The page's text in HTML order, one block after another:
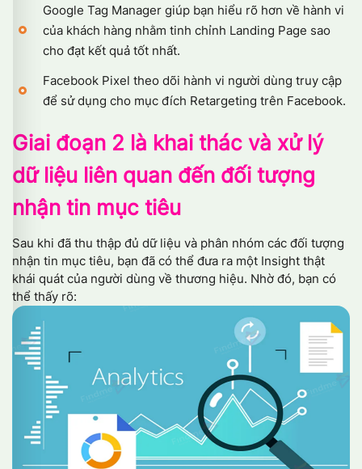
Google Tag Manager giúp bạn hiểu rõ hơn về hành vi
của khách hàng nhằm tinh chỉnh Landing Page sao
cho đạt kết quả tốt nhất.
Facebook Pixel theo dõi hành vi người dùng truy cập
để sử dụng cho mục đích Retargeting trên Facebook.
Giai đoạn 2 là khai thác và xử lý
dữ liệu liên quan đến đối tượng
nhận tin mục tiêu
Sau khi đã thu thập đủ dữ liệu và phân nhóm các đối tượng
nhận tin mục tiêu, bạn đã có thể đưa ra một Insight thật
khái quát của người dùng về thương hiệu. Nhờ đó, bạn có
thể thấy rõ: